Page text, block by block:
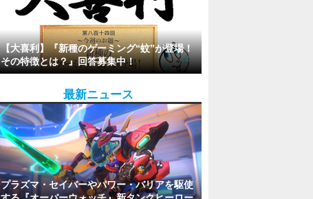
【大喜利】『新種のゲーミング“蚊”が登場！
その特徴とは？』回答募集中！
最新ニュース
プラズマ・セイバーやパワー・バリアを駆使